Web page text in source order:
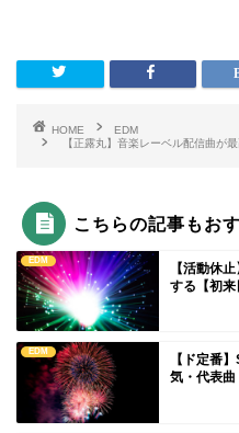
HOME
EDM
【正露丸】音楽レーベル配信曲が
こちらの記事もお
EDM
【活動休
する【初来
EDM
【ド定番
気・代表曲